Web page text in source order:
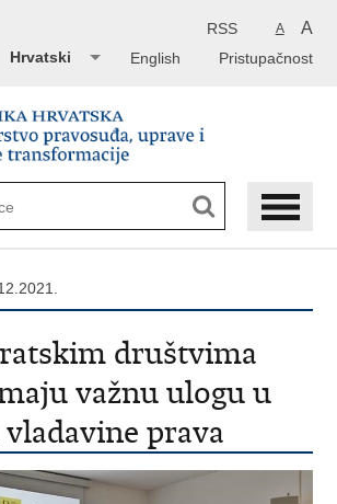
A A
RSS
Pristupačnost
English
Hrvatski
društvima
važnu ulogu u
prava